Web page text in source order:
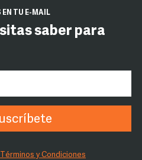
EN TU E-MAIL
saber para
Términos y Condiciones